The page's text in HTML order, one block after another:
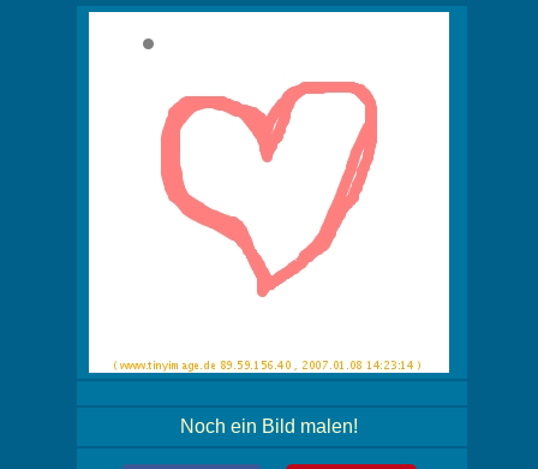
Noch ein Bild malen!